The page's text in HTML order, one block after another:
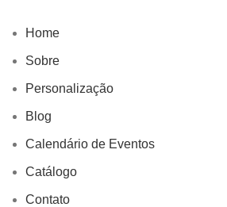
Home
Sobre
Personalização
Blog
Calendário de Eventos
Catálogo
Contato